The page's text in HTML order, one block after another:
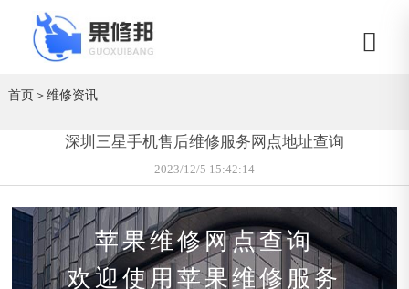
首页＞维修资讯
深圳三星手机售后维修服务网点地址查询
2023/12/5 15:42:14
苹果维修网点查询
欢迎使用苹果维修服务